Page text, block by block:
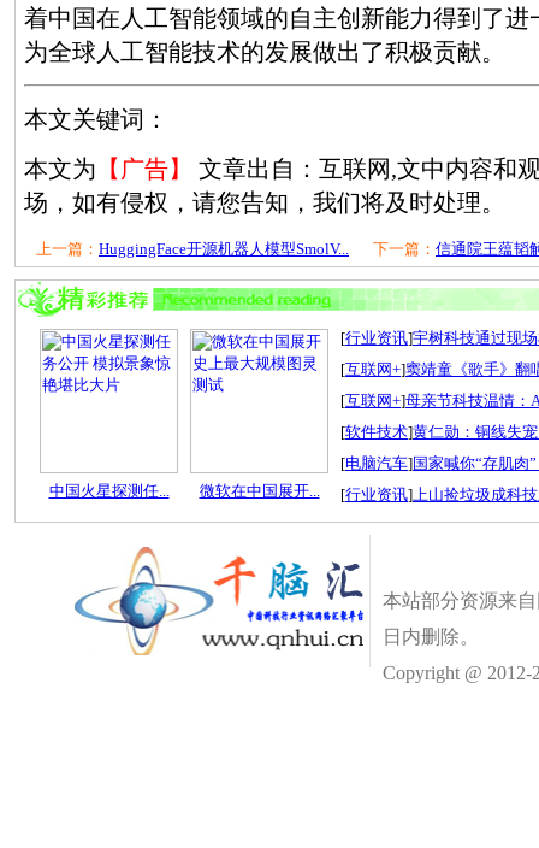
着中国在人工智能领域的自主创新能力得到了进
为全球人工智能技术的发展做出了积极贡献。
本文关键词：
本文为 【广告】
文章出自：互联网,文中内容和
场，如有侵权，请您告知，我们将及时处理。
上一篇： HuggingFace开源机器人模型SmolV... 下一篇： 信通院王蕴韬
中国火星探测任... 微软在中国展开...
[行业资讯]宇树科技通过现
[互联网+]窦靖童《歌手》翻
[互联网+]母亲节科技温情：
[软件技术]黄仁勋：铜线失
[电脑汽车]国家喊你“存肌肉
[行业资讯]上山捡垃圾成科
本站部分资源来
日内删除。
Copyright @ 2012-